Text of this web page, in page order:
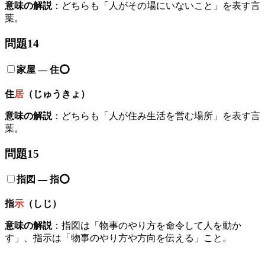
意味の解説：どちらも「人がその場にいないこと」を表す言
葉。
問題14
家屋—住⭕️
住居 （じゅうきょ）
意味の解説：どちらも「人が住み生活を営む場所」を表す言
葉。
問題15
指図 —指⭕️
指示 （しじ）
意味の解説：指図は「物事のやり方を命令して人を動か
す」、指示は「物事のやり方や方向を伝える」こと。